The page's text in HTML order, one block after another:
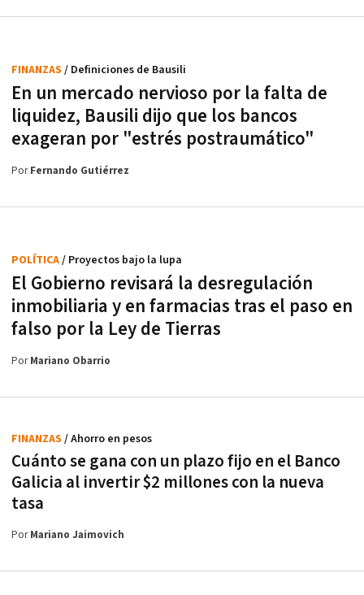
En un mercado nervioso por la falta de
liquidez, Bausili dijo que los bancos
exageran por "estrés postraumático"
FINANZAS / Definiciones de Bausili
PorFernando Gutiérrez
El Gobierno revisará la desregulación
inmobiliaria y en farmacias tras el paso en
falso por la Ley de Tierras
POLÍTICA/ Proyectos bajo la lupa
PorMariano Obarrio
Cuánto se gana con un plazo fijo en el Banco
Galicia al invertir $2 millones con la nueva
tasa
FINANZAS / Ahorro en pesos
PorMariano Jaimovich